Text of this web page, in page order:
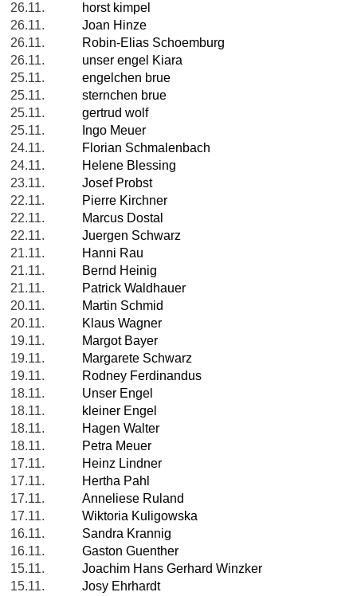
26.11.
horst kimpel
26.11.
Joan Hinze
26.11.
Robin-Elias Schoemburg
26.11.
unser engel Kiara
25.11.
engelchen brue
25.11.
sternchen brue
25.11.
gertrud wolf
25.11.
Ingo Meuer
24.11.
Florian Schmalenbach
24.11.
Helene Blessing
23.11.
Josef Probst
22.11.
Pierre Kirchner
22.11.
Marcus Dostal
22.11.
Juergen Schwarz
21.11.
Hanni Rau
21.11.
Bernd Heinig
21.11.
Patrick Waldhauer
20.11.
Martin Schmid
20.11.
Klaus Wagner
19.11.
Margot Bayer
19.11.
Margarete Schwarz
19.11.
Rodney Ferdinandus
18.11.
Unser Engel
18.11.
kleiner Engel
18.11.
Hagen Walter
18.11.
Petra Meuer
17.11.
Heinz Lindner
17.11.
Hertha Pahl
17.11.
Anneliese Ruland
17.11.
Wiktoria Kuligowska
16.11.
Sandra Krannig
16.11.
Gaston Guenther
15.11.
Joachim Hans Gerhard Winzker
15.11.
Josy Ehrhardt